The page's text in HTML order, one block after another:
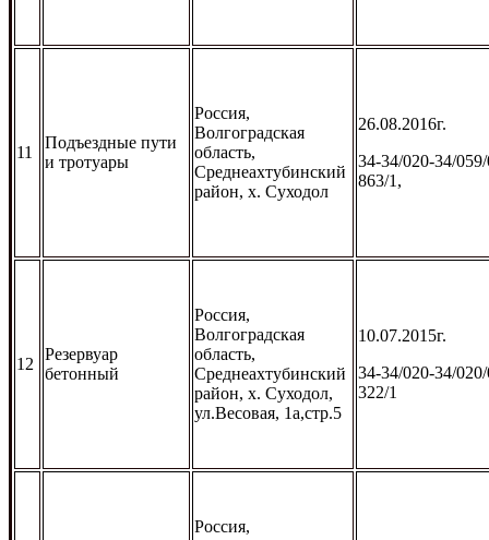
11
Подъездные пути
и тротуары
Россия,
Волгоградская
область,
Среднеахтубинский
район, х. Суходол
26.08.2016г.
34-34/020-34/
863/1,
12
Резервуар
бетонный
Россия,
Волгоградская
область,
Среднеахтубинский
район, х. Суходол,
ул.Весовая, 1а,стр.5
10.07.2015г.
34-34/020-34/
322/1
Россия,